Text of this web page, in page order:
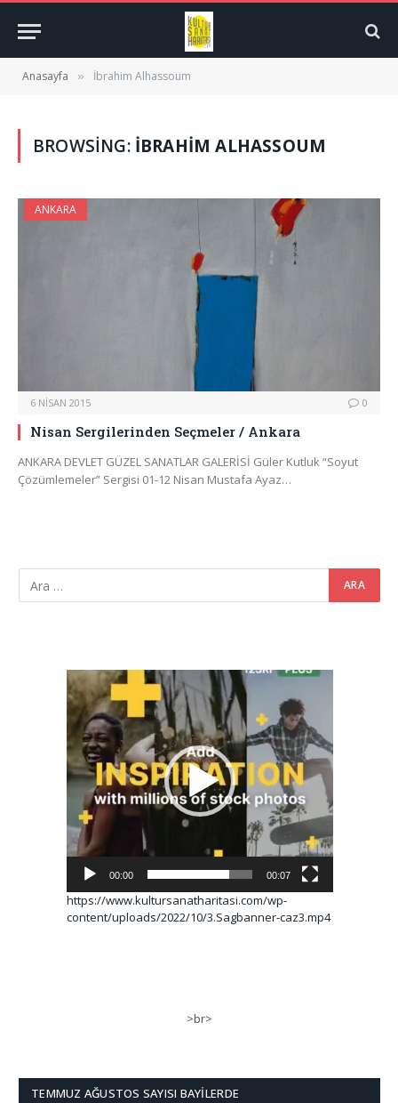
Anasayfa » İbrahim Alhassoum
BROWSING: İBRAHIM ALHASSOUM
ANKARA
6 NISAN 2015 0
Nisan Sergilerinden Seçmeler / Ankara
ANKARA DEVLET GÜZEL SANATLAR GALERİSİ Güler Kutluk “Soyut
Çözümlemeler” Sergisi 01-12 Nisan Mustafa Ayaz…
Video
oynatıcı
00:00 00:07
https://www.kultursanatharitasi.com/wp-
content/uploads/2022/10/3.Sagbanner-caz3.mp4
>br>
TEMMUZ AĞUSTOS SAYISI BAYILERDE